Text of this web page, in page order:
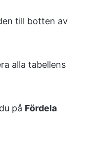
till botten av
alla tabellens
på Fördela